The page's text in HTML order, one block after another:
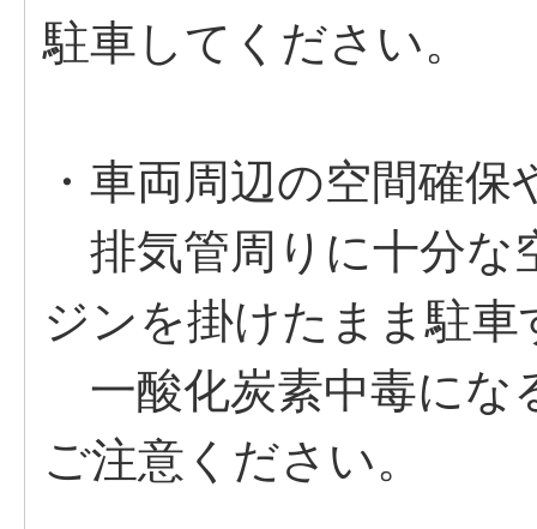
駐車してください。
・車両周辺の空間確
排気管周りに十分な
ジンを掛けたまま駐車
一酸化炭素中毒にな
ご注意ください。